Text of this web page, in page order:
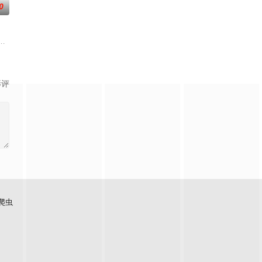
失踪事件，牵出百
被他从死人堆里救出来，蓬头垢面口齿不清。十年后的她才学
负过往伤痕，避世居于深山；一人心怀迷茫，于旅途中误入这片山林。在
长大以后，林知夏忽然对他说：“江逾白，我喜欢你，哲学和生物学意义上
虫